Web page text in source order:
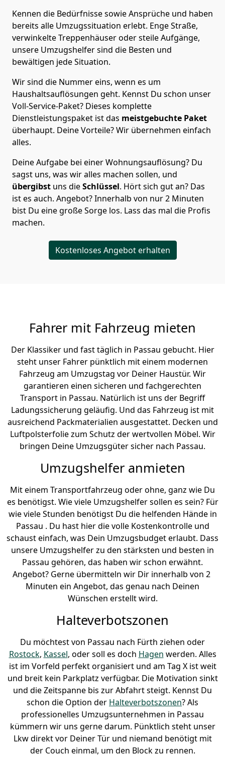
Kennen die Bedürfnisse sowie Ansprüche und haben
bereits alle Umzugssituation erlebt. Enge Straße,
verwinkelte Treppenhäuser oder steile Aufgänge,
unsere Umzugshelfer sind die Besten und
bewältigen jede Situation.
Wir sind die Nummer eins, wenn es um
Haushaltsauflösungen geht. Kennst Du schon unser
Voll-Service-Paket? Dieses komplette
Dienstleistungspaket ist das meistgebuchte Paket
überhaupt. Deine Vorteile? Wir übernehmen einfach
alles.
Deine Aufgabe bei einer Wohnungsauflösung? Du
sagst uns, was wir alles machen sollen, und
übergibst uns dieSchlüssel. Hört sich gut an? Das
ist es auch. Angebot? Innerhalb von nur 2 Minuten
bist Du eine große Sorge los. Lass das mal die Profis
machen.
Kostenloses Angebot erhalten
Fahrer mit Fahrzeug mieten
Der Klassiker und fast täglich in Passau gebucht. Hier
steht unser Fahrer pünktlich mit einem modernen
Fahrzeug am Umzugstag vor Deiner Haustür. Wir
garantieren einen sicheren und fachgerechten
Transport in Passau. Natürlich ist uns der Begriff
Ladungssicherung geläufig. Und das Fahrzeug ist mit
ausreichend Packmaterialien ausgestattet. Decken und
Luftpolsterfolie zum Schutz der wertvollen Möbel. Wir
bringen Deine Umzugsgüter sicher nach Passau.
Umzugshelfer anmieten
Mit einem Transportfahrzeug oder ohne, ganz wie Du
es benötigst. Wie viele Umzugshelfer sollen es sein? Für
wie viele Stunden benötigst Du die helfenden Hände in
Passau . Du hast hier die volle Kostenkontrolle und
schaust einfach, was Dein Umzugsbudget erlaubt. Dass
unsere Umzugshelfer zu den stärksten und besten in
Passau gehören, das haben wir schon erwähnt.
Angebot? Gerne übermitteln wir Dir innerhalb von 2
Minuten ein Angebot, das genau nach Deinen
Wünschen erstellt wird.
Halteverbotszonen
Du möchtest von Passau nach Fürth ziehen oder
Rostock, Kassel, oder soll es doch Hagen werden. Alles
ist im Vorfeld perfekt organisiert und am Tag X ist weit
und breit kein Parkplatz verfügbar. Die Motivation sinkt
und die Zeitspanne bis zur Abfahrt steigt. Kennst Du
schon die Option der Halteverbotszonen? Als
professionelles Umzugsunternehmen in Passau
kümmern wir uns gerne darum. Pünktlich steht unser
Lkw direkt vor Deiner Tür und niemand benötigt mit
der Couch einmal, um den Block zu rennen.